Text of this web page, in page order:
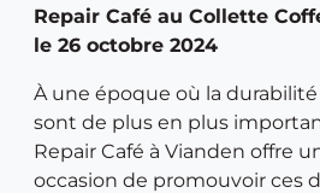
26/10/2024
Repair Café au Collette
le 26 octobre 2024
À une époque où la
sont de plus en plus
Repair Café à Vianden offre
occasion de promouvoir ces